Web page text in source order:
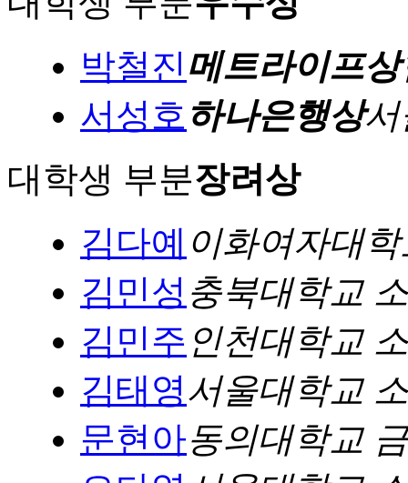
박철진 메트라이프상
서성호 하나은행상서
대학생 부분장려상
김다예 이화여자대
김민성 충북대학교
김민주 인천대학교
김태영서울대학교
문현아동의대학교